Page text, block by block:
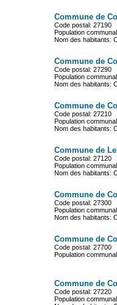
Commune de
Code postal: 27190
Population
Nom des habitants:
Commune de
Code postal: 27290
Population
Nom des habitants:
Commune de
Code postal: 27210
Population
Nom des habitants:
Commune de
Code postal: 27120
Population
Nom des habitants:
Commune de
Code postal: 27300
Population
Nom des habitants:
Commune de
Code postal: 27700
Population
Commune de
Code postal: 27220
Population